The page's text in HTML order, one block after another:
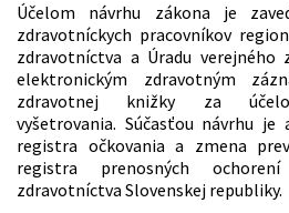
Účelom návrhu zákona je
zdravotníckych pracovníkov
zdravotníctva a Úradu verejného
elektronickým zdravotným
zdravotnej knižky za
vyšetrovania. Súčasťou návrhu je
registra očkovania a zmena
registra prenosných
zdravotníctva Slovenskej republiky.